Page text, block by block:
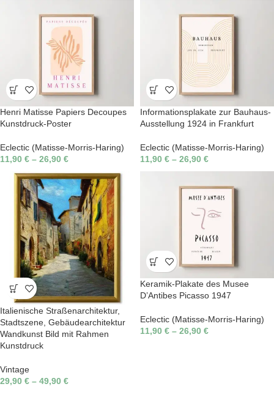
Henri Matisse Papiers Decoupes
Kunstdruck-Poster
Eclectic (Matisse-Morris-Haring)
11,90 € – 26,90 €
Informationsplakate zur Bauhaus-
Ausstellung 1924 in Frankfurt
Eclectic (Matisse-Morris-Haring)
11,90 € – 26,90 €
Italienische Straßenarchitektur,
Stadtszene, Gebäudearchitektur
Wandkunst Bild mit Rahmen
Kunstdruck
Vintage
29,90 € – 49,90 €
Keramik-Plakate des Musee
D’Antibes Picasso 1947
Eclectic (Matisse-Morris-Haring)
11,90 € – 26,90 €